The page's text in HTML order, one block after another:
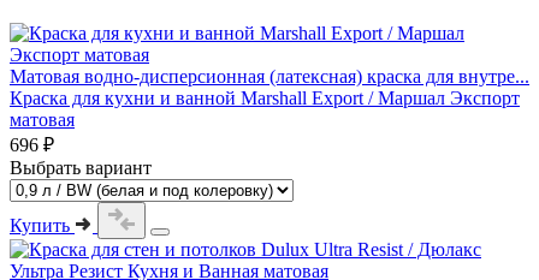
Матовая водно-дисперсионная (латексная) краска для внутре...
Краска для кухни и ванной Marshall Export / Маршал Экспорт
матовая
696 ₽
Выбрать вариант
Купить